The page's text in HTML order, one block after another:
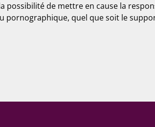
possibilité de mettre en cause la
pornographique, quel que soit le